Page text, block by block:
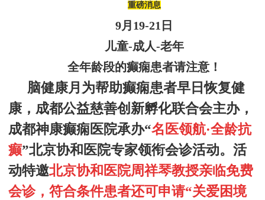
重磅消息
9月 19-21 日
儿童-成人-老年
全年龄段的癫痫患者请注意！
脑健康月为帮助癫痫患者早日恢复健
康， 成都公益慈善创新孵化联合会主办，
成都神康癫痫医院承办“名医领航·全龄抗
癫”北京协和医院专家领衔会诊活动。 活
动特邀北京协和医院周祥琴教授亲临免费
会诊，符合条件患者还可申请“关爱困境